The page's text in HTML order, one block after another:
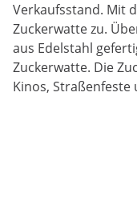
Verkaufsstand. Mit
Zuckerwatte zu.
aus Edelstahl
Zuckerwatte. Die
Kinos, Straßenfeste